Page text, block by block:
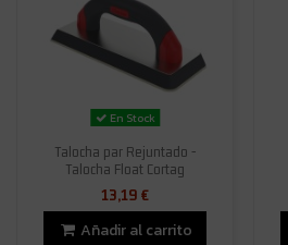
En Stock
Talocha par Rejuntado -
Talocha Float Cortag
13,19 €
Añadir al carrito